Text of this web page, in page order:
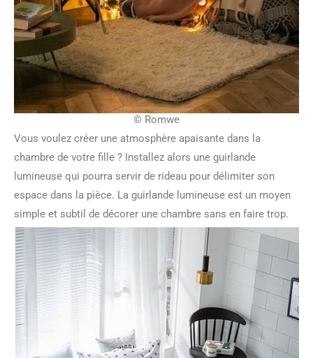
© Romwe
Vous voulez créer une atmosphère apaisante dans la
chambre de votre fille ? Installez alors une guirlande
lumineuse qui pourra servir de rideau pour délimiter son
espace dans la pièce. La guirlande lumineuse est un moyen
simple et subtil de décorer une chambre sans en faire trop.